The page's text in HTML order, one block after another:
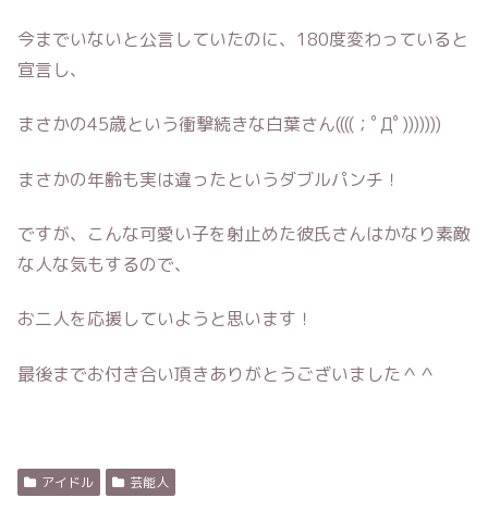
今までいないと公言していたのに、180度変わっていると
宣言し、
まさかの45歳という衝撃続きな白葉さん((((；ﾟДﾟ)))))))
まさかの年齢も実は違ったというダブルパンチ！
ですが、こんな可愛い子を射止めた彼氏さんはかなり素敵
な人な気もするので、
お二人を応援していようと思います！
最後までお付き合い頂きありがとうございました＾＾
アイドル 芸能人